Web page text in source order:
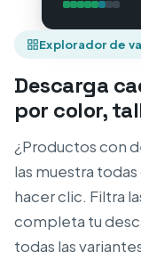
Explorador de
Descarga
por color,
¿Productos con
las muestra
hacer clic. Filtra
completa tu
todas las